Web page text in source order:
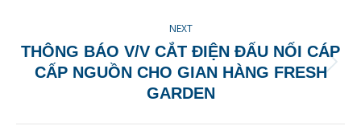
NEXT
Next
post:
THÔNG BÁO V/V CẮT ĐIỆN ĐẤU NỐI CÁP
CẤP NGUỒN CHO GIAN HÀNG FRESH
GARDEN